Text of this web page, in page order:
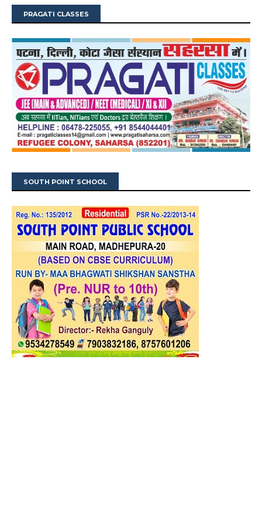
PRAGATI CLASSES
SOUTH POINT SCHOOL